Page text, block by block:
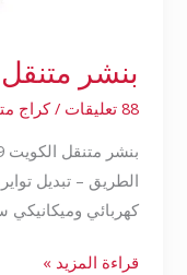
بنشر متنقل
88 تعليقات /كراج
الطريق – تبديل
كهربائي وميكانيكي
قراءة المزيد »